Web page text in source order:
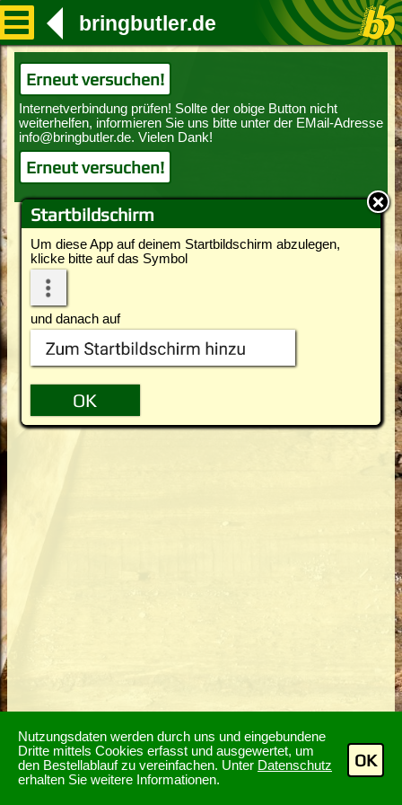
Nutzungsdaten werden durch uns und eingebundene
Dritte mittels Cookies erfasst und ausgewertet, um
den Bestellablauf zu vereinfachen. Unter Datenschutz
erhalten Sie weitere Informationen.
OK
Startbildschirm
Um diese App auf deinem Startbildschirm abzulegen,
klicke bitte auf das Symbol
und danach auf
bringbutler.de
Erneut versuchen!
Erneut versuchen!